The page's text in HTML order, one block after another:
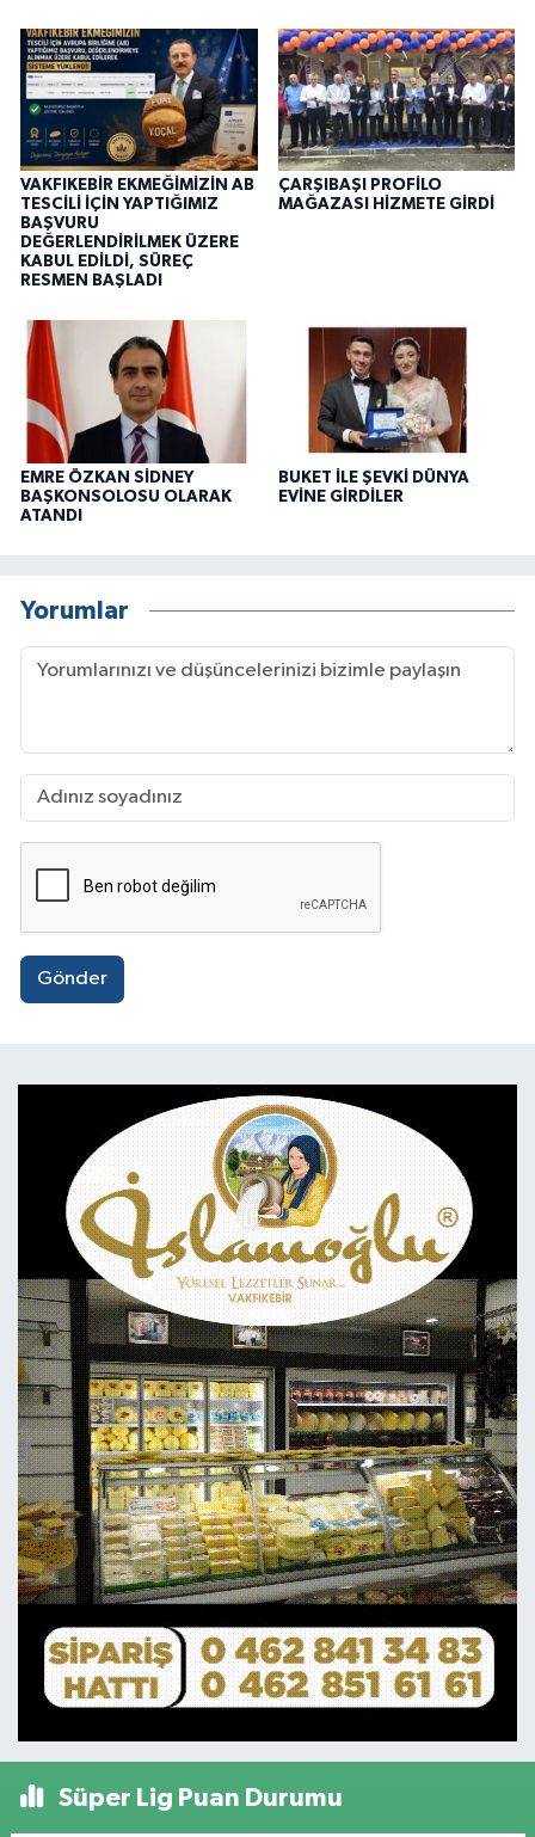
VAKFIKEBİR EKMEĞİMİZİN AB
TESCİLİ İÇİN YAPTIĞIMIZ
BAŞVURU
DEĞERLENDİRİLMEK ÜZERE
KABUL EDİLDİ, SÜREÇ
RESMEN BAŞLADI
ÇARŞIBAŞI PROFİLO
MAĞAZASI HİZMETE GİRDİ
EMRE ÖZKAN SİDNEY
BAŞKONSOLOSU OLARAK
ATANDI
BUKET İLE ŞEVKİ DÜNYA
EVİNE GİRDİLER
Yorumlar
Gönder
Süper Lig Puan Durumu